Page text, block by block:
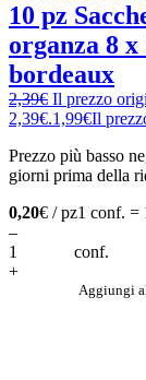
10 pz
organza 8 x
bordeaux
2,39€ Il prezzo
2,39€.1,99€Il
Prezzo più basso
giorni prima della
0,20€ / pz1 conf. =
–
conf.
+
Aggiungi